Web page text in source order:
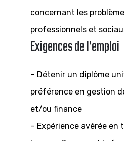
concernant les
professionnels et
Exigences de l’emploi
– Détenir un diplôme
préférence en gestion
et/ou finance
– Expérience avérée